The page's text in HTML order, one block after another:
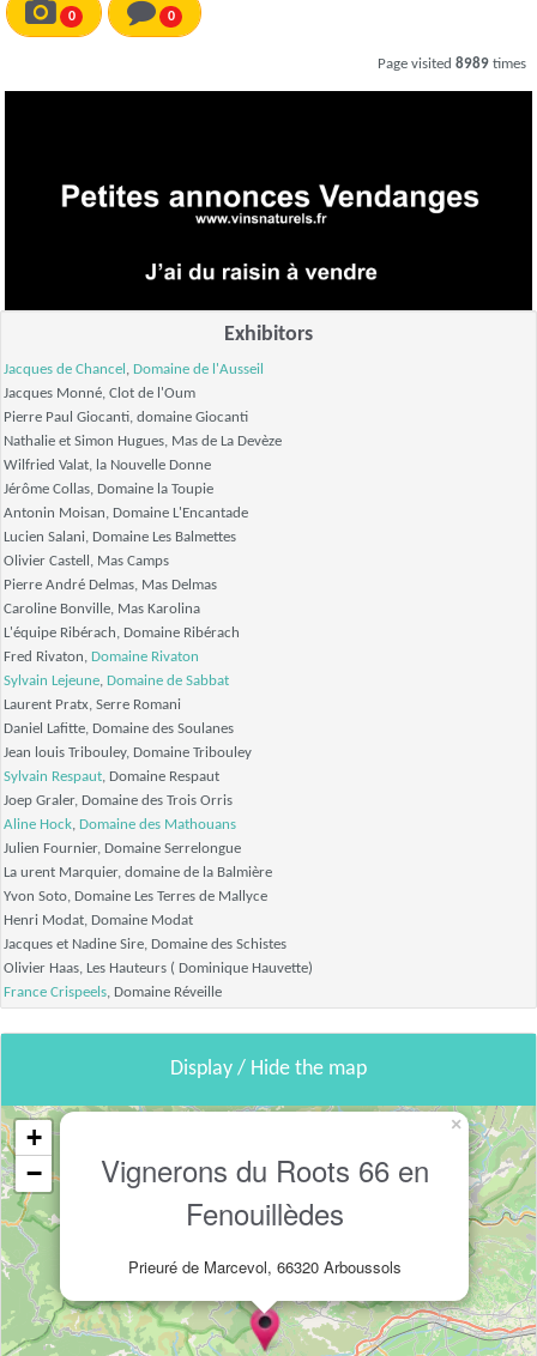
0 0
Page visited 8989 times
Exhibitors
Jacques de Chancel , Domaine de l'Ausseil
Jacques Monné, Clot de l'Oum
Pierre Paul Giocanti, domaine Giocanti
Nathalie et Simon Hugues, Mas de La Devèze
Wilfried Valat, la Nouvelle Donne
Jérôme Collas, Domaine la Toupie
Antonin Moisan, Domaine L'Encantade
Lucien Salani, Domaine Les Balmettes
Olivier Castell, Mas Camps
Pierre André Delmas, Mas Delmas
Caroline Bonville, Mas Karolina
L'équipe Ribérach, Domaine Ribérach
Fred Rivaton, Domaine Rivaton
Sylvain Lejeune, Domaine de Sabbat
Laurent Pratx, Serre Romani
Daniel Lafitte, Domaine des Soulanes
Jean louis Tribouley, Domaine Tribouley
Sylvain Respaut, Domaine Respaut
Joep Graler, Domaine des Trois Orris
Aline Hock, Domaine des Mathouans
Julien Fournier, Domaine Serrelongue
La urent Marquier, domaine de la Balmière
Yvon Soto, Domaine Les Terres de Mallyce
Henri Modat, Domaine Modat
Jacques et Nadine Sire, Domaine des Schistes
Olivier Haas, Les Hauteurs ( Dominique Hauvette)
France Crispeels, Domaine Réveille
Display / Hide the map
Vignerons du Roots 66 en
Fenouillèdes
Prieuré de Marcevol, 66320 Arboussols
×
+
−